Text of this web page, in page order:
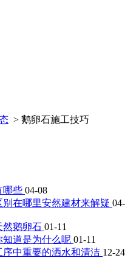
> 鹅卵石施工技巧
哪些 04-08
在哪里安然建材来解疑 04-
然鹅卵石 01-11
道是为什么呢 01-11
中重要的洒水和清洁 12-24